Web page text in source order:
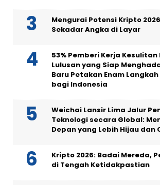
Mengurai Potensi Kripto
Sekadar Angka di Layar
53% Pemberi Kerja
Lulusan yang Siap
Baru Petakan Enam
bagi Indonesia
Weichai Lansir Lima Jalur
Teknologi secara Global:
Depan yang Lebih Hijau dan
Kripto 2026: Badai Mereda,
di Tengah Ketidakpastian